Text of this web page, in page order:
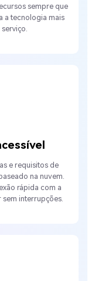
sempre que
a tecnologia mais
e requisitos de
na nuvem.
rápida com a
interrupções.